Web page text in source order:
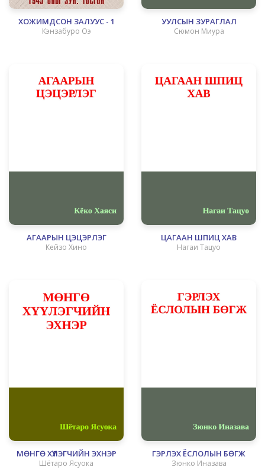
ХОЖИМДСОН ЗАЛУУС - 1
Кэнзабуро Оэ
УУЛСЫН ЗУРАГЛАЛ
Сюмон Миура
АГААРЫН ЦЭЦЭРЛЭГ
Кейзо Хино
ЦАГААН ШПИЦ ХАВ
Нагаи Тацуо
МӨНГӨ ХҮҮЛЭГЧИЙН ЭХНЭР
Шётаро Ясуока
ГЭРЛЭХ ЁСЛОЛЫН БӨГЖ
Зюнко Иназава